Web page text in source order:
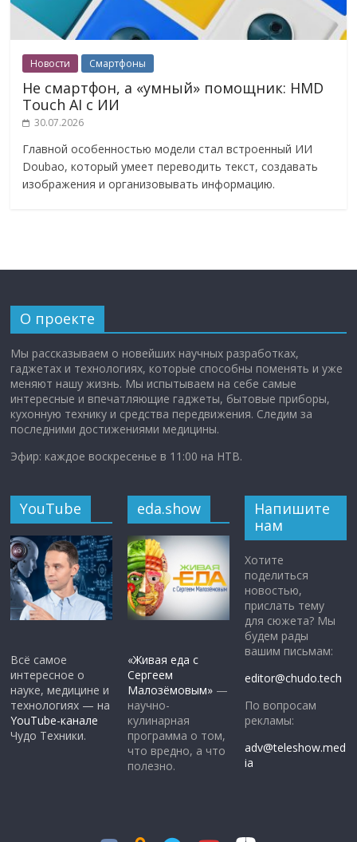
Новости Смартфоны
Не смартфон, а «умный» помощник: HMD
Touch AI с ИИ
30.07.2026
Главной особенностью модели стал встроенный ИИ
Doubao, который умеет переводить текст, создавать
изображения и организовывать информацию.
О проекте
Мы рассказываем о новейших научных разработках,
гаджетах и технологиях, которые способны поменять и уже
меняют нашу жизнь. Мы испытываем на себе самые
интересные и впечатляющие гаджеты, бытовые приборы,
кухонную технику и средства передвижения. Следим за
последними достижениями медицины.
Эфир: каждое воскресенье в 11:00 на НТВ.
YouTube
Всё самое
интересное о
науке, медицине и
технологиях — на
YouTube-канале
Чудо Техники.
eda.show
«Живая еда с
Сергеем
Малозёмовым» —
научно-
кулинарная
программа о том,
что вредно, а что
полезно.
Напишите
нам
Хотите
поделиться
новостью,
прислать тему
для сюжета? Мы
будем рады
вашим письмам:
editor@chudo.tech
По вопросам
рекламы:
adv@teleshow.med
ia